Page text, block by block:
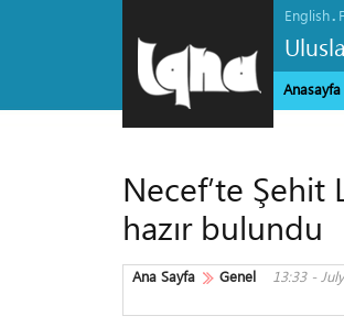
English.
Anasayfa
Necef’te
hazır bulundu
Ana Sayfa Genel 13:33 -